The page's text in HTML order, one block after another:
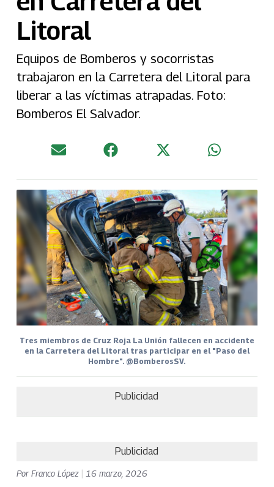
Litoral
Equipos de Bomberos y socorristas
trabajaron en la Carretera del Litoral para
liberar a las víctimas atrapadas. Foto:
Bomberos El Salvador.
Tres miembros de Cruz Roja La Unión fallecen en accidente
en la Carretera del Litoral tras participar en el "Paso del
Hombre". @BomberosSV.
Publicidad
Publicidad
PorFranco López 16 marzo, 2026